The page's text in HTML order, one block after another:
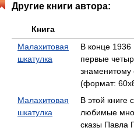
Другие книги автора:
Книга
Малахитовая
шкатулка
В конце 1936
первые
(формат:
Малахитовая
шкатулка
В этой книге
любимые
сказы Павла